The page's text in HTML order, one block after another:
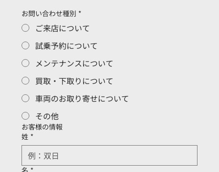
お問い合わせ種別 *
ご来店について
試乗予約について
メンテナンスについて
買取・下取りについて
車両のお取り寄せについて
その他
お客様の情報
姓 *
名 *